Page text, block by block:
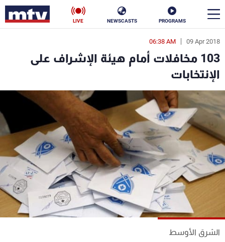
PROGRAMS
NEWSCASTS
LIVE
09 Apr 2018
06:38 AM
103 مخافلات أمام هيئة الإشراف على
الإنتخابات
الشرق الأوسط
en
الأخبار
سياسة ناس
إقتصاد فن
منوعات رياضة
كأس العالم
البرامج
جدول البرامج
شاهد البرامج